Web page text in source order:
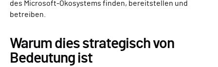
des Microsoft-Ökosystems finden, bereitstellen und
betreiben.
Warum dies strategisch von
Bedeutung ist